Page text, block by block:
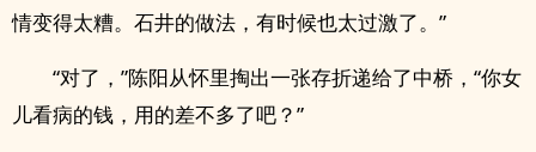
情变得太糟。石井的做法，有时候也太过激了。”
“对了，”陈阳从怀里掏出一张存折递给了中桥，“你女
儿看病的钱，用的差不多了吧？”